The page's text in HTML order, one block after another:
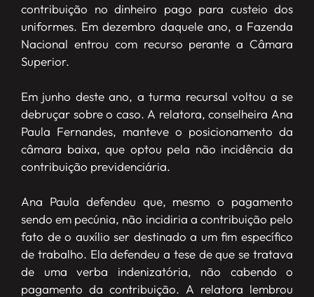
contribuição no dinheiro pago para custeio dos
uniformes. Em dezembro daquele ano, a Fazenda
Nacional entrou com recurso perante a Câmara
Superior.
Em junho deste ano, a turma recursal voltou a se
debruçar sobre o caso. A relatora, conselheira Ana
Paula Fernandes, manteve o posicionamento da
câmara baixa, que optou pela não incidência da
contribuição previdenciária.
Ana Paula defendeu que, mesmo o pagamento
sendo em pecúnia, não incidiria a contribuição pelo
fato de o auxílio ser destinado a um fim específico
de trabalho. Ela defendeu a tese de que se tratava
de uma verba indenizatória, não cabendo o
pagamento da contribuição. A relatora lembrou